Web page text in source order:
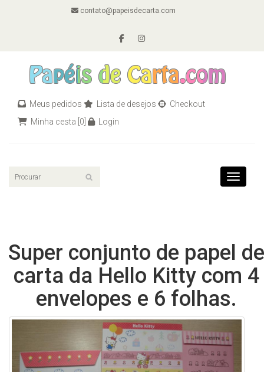
contato@papeisdecarta.com
Meus pedidos Lista de desejos
Checkout
Minha cesta [0] Login
Toggle
Super conjunto de papel de
carta da Hello Kitty com 4
envelopes e 6 folhas.